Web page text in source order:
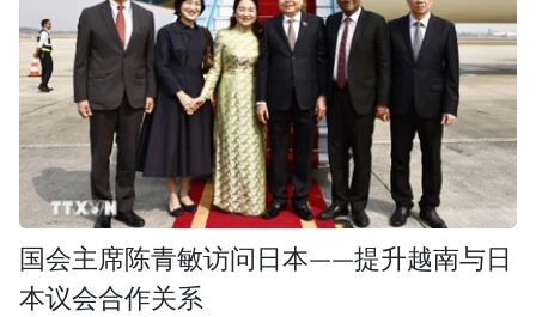
国会主席陈青敏访问日本——提升越南与日
本议会合作关系